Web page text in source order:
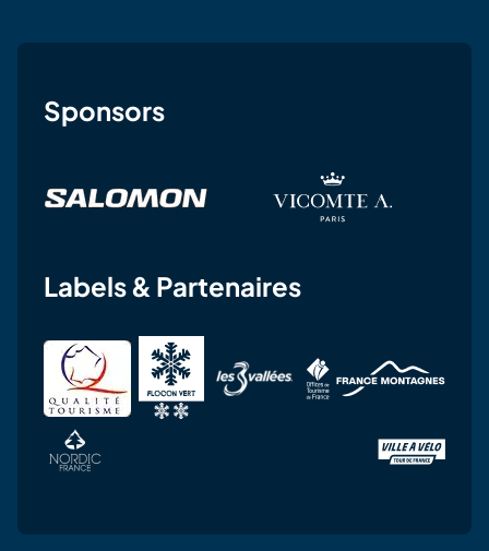
Sponsors
Labels & Partenaires